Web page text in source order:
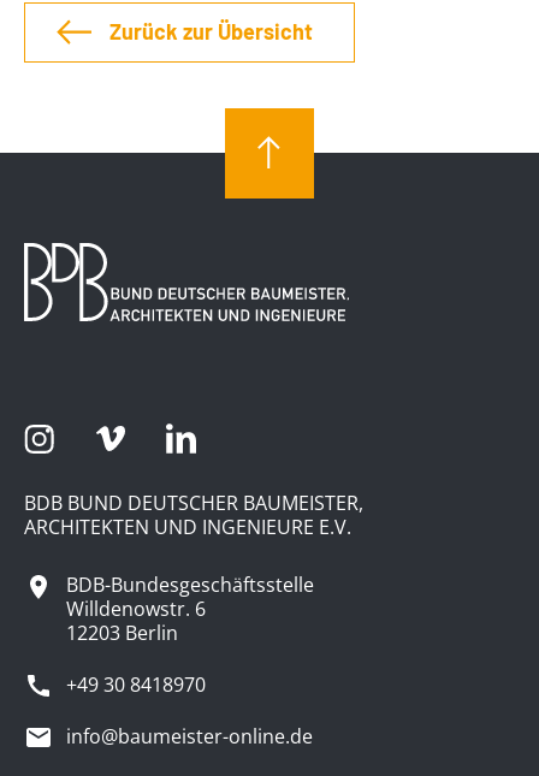
Zurück zur Übersicht
BDB BUND DEUTSCHER BAUMEISTER,
ARCHITEKTEN UND INGENIEURE E.V.
BDB-Bundesgeschäftsstelle
Willdenowstr. 6
12203 Berlin
+49 30 8418970
info@baumeister-online.de